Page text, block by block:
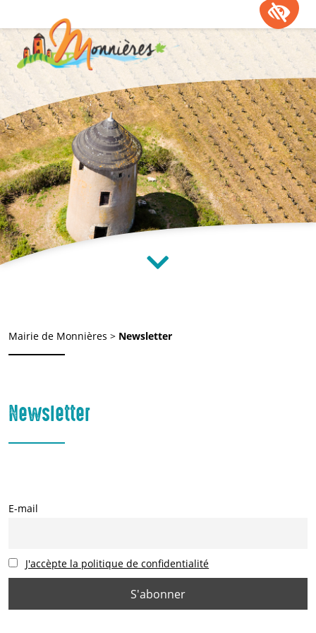
Mairie de Monnières > Newsletter
Newsletter
E-mail
J'accèpte la politique de confidentialité